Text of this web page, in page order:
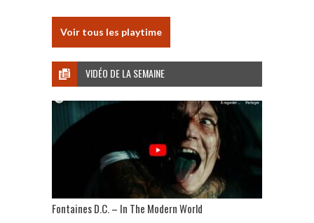
Voir tous les playtime
VIDÉO DE LA SEMAINE
Fontaines D.C. – In The Modern World